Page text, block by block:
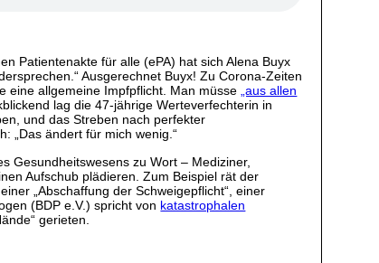
Patientenakte für alle (ePA) hat sich Alena Buyx
Ausgerechnet Buyx! Zu Corona-Zeiten
eine allgemeine Impfpflicht. Man müsse„aus allen
lag die 47-jährige Werteverfechterin in
und das Streben nach perfekter
„Das ändert für mich wenig.“
Gesundheitswesens zu Wort – Mediziner,
Aufschub plädieren. Zum Beispiel rät der
„Abschaffung der Schweigepflicht“, einer
(BDP e.V.) spricht von katastrophalen
gerieten.